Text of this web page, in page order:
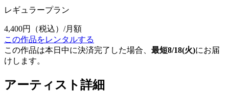
レギュラープラン
4,400円
（税込）/月額
この作品をレンタルする
この作品は本日中に決済完了した場合、 最短8/18(火)にお届
けします。
アーティスト詳細